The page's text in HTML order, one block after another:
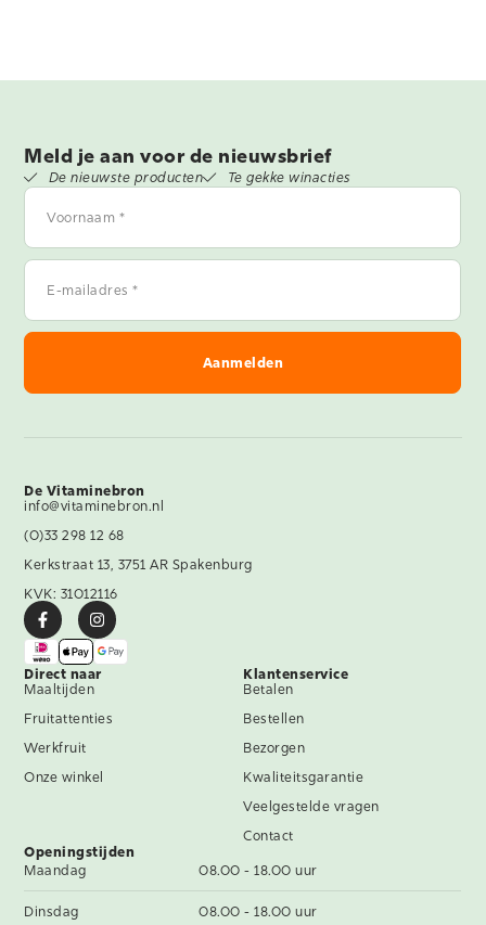
Meld je aan voor de nieuwsbrief
De nieuwste producten Te gekke winacties
Voornaam
E-
mailadres
De Vitaminebron
info@vitaminebron.nl
(0)33 298 12 68
Kerkstraat 13, 3751 AR Spakenburg
KVK: 31012116
Direct naar
Maaltijden
Fruitattenties
Werkfruit
Onze winkel
Klantenservice
Betalen
Bestellen
Bezorgen
Kwaliteitsgarantie
Veelgestelde vragen
Contact
Openingstijden
Maandag
08.00 - 18.00 uur
Dinsdag 08.00 - 18.00 uur